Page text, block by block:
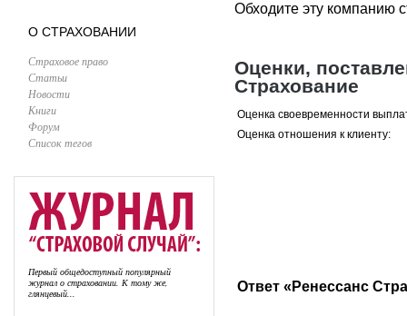
О СТРАХОВАНИИ
Страховое право
Статьи
Новости
Книги
Форум
Список тегов
Первый общедоступный популярный
журнал о страховании. К тому же,
глянцевый...
Обходите эту компанию
Оценки,
Страхование
Оценка своевременности
Оценка отношения к клиенту:
Ответ «Ренессанс